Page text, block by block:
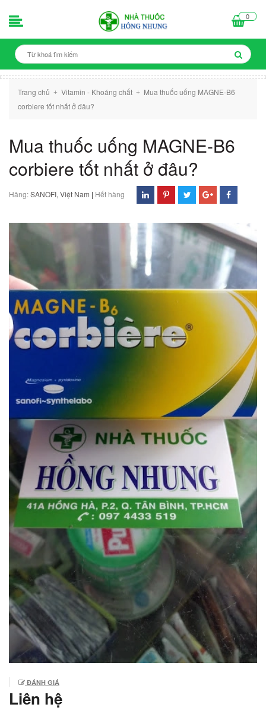
0
Trang chủ + Vitamin - Khoáng chất +
Mua thuốc uống MAGNE-B6
corbiere tốt nhất ở đâu?
Mua thuốc uống MAGNE-B6
corbiere tốt nhất ở đâu?
Hãng:SANOFI, Việt Nam | Hết hàng
ĐÁNH GIÁ
Liên hệ